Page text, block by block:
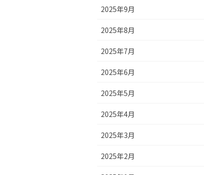
2025年9月
2025年8月
2025年7月
2025年6月
2025年5月
2025年4月
2025年3月
2025年2月